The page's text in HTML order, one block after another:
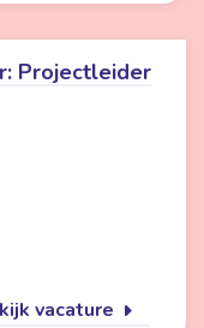
Projectleider
vacature